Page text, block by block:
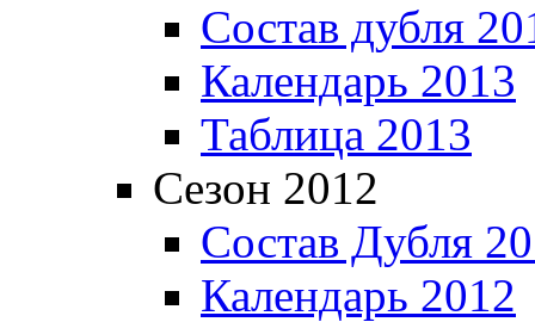
Состав дубля
Календарь 2013
Таблица 2013
Сезон 2012
Состав Дубля
Календарь 2012